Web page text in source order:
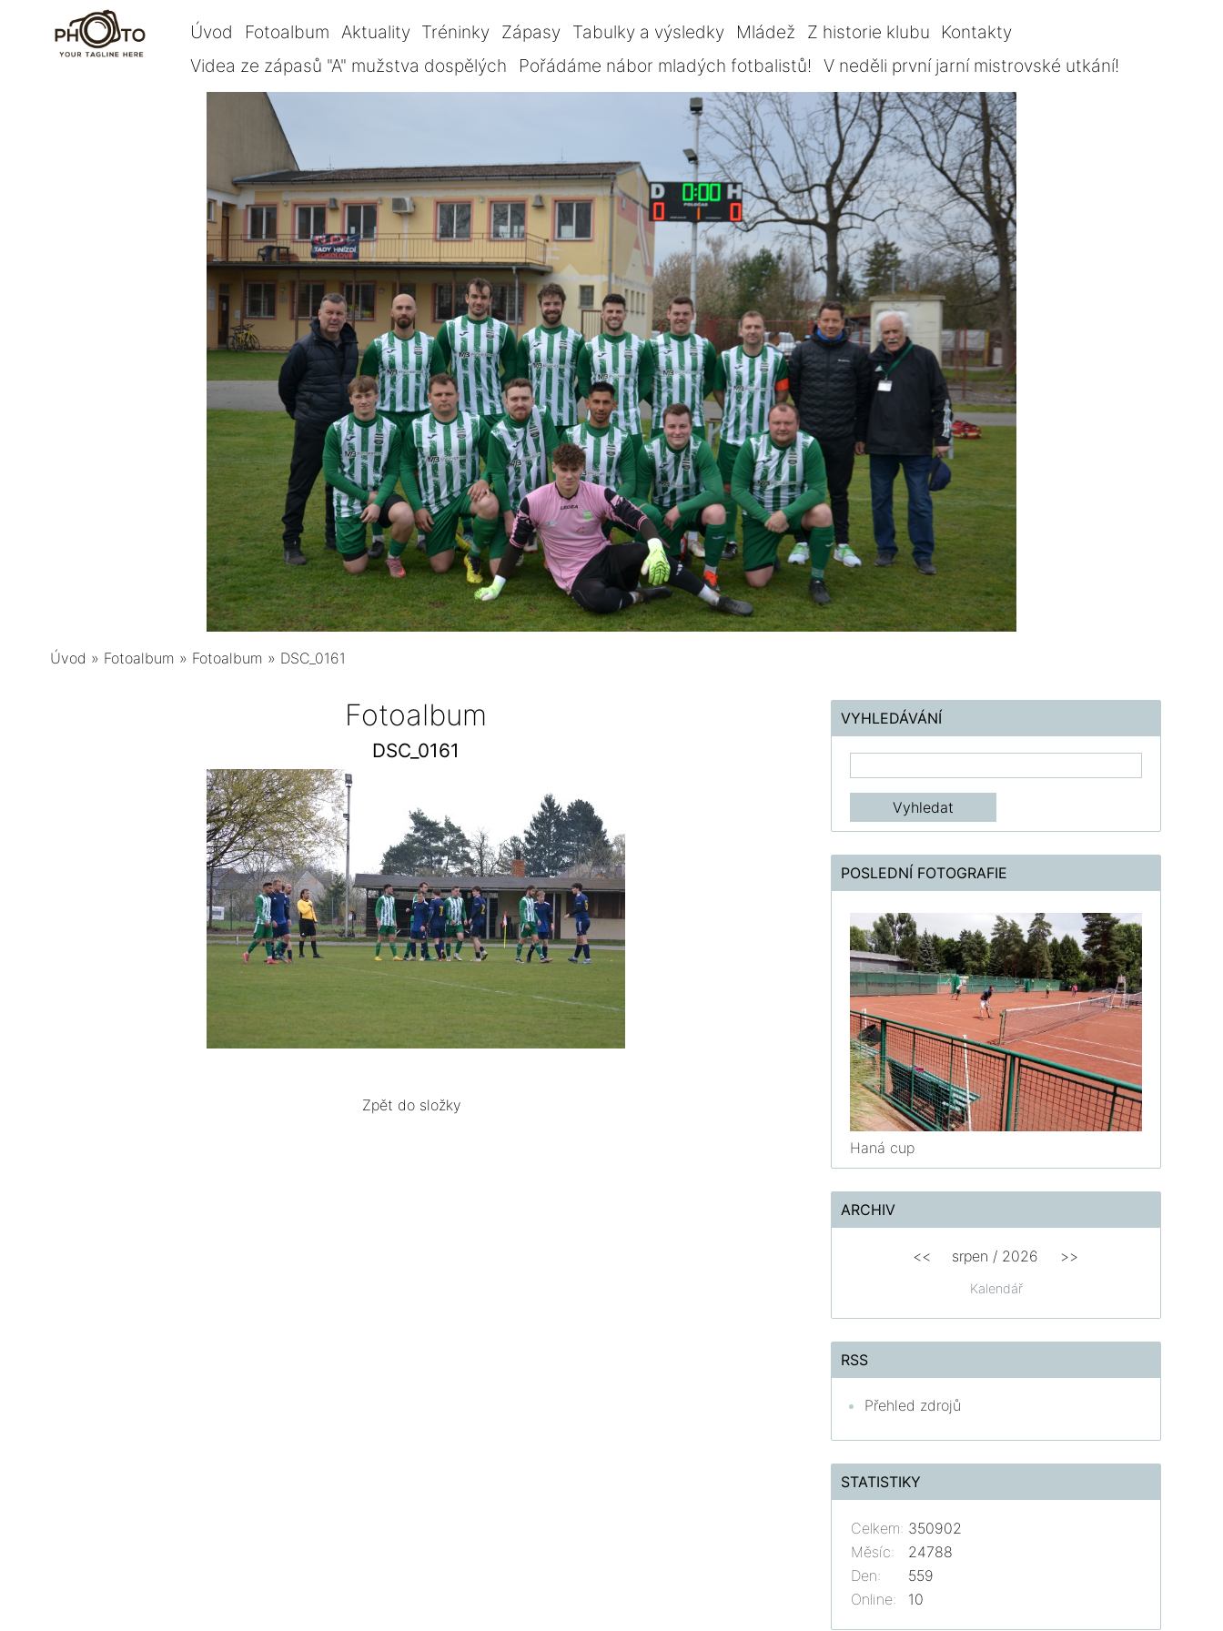
Úvod Fotoalbum Aktuality Tréninky Zápasy Tabulky a výsledky Mládež Z historie klubu
Kontakty
Videa ze zápasů "A" mužstva dospělých
Pořádáme nábor mladých fotbalistů! V neděli první jarní mistrovské utkání!
Úvod » Fotoalbum » Fotoalbum » DSC_0161
Fotoalbum
DSC_0161
Zpět do složky
VYHLEDÁVÁNÍ
POSLEDNÍ FOTOGRAFIE
Haná cup
ARCHIV
Kalendář
<< srpen / 2026 >>
RSS
Přehled zdrojů
STATISTIKY
Online: 10
Celkem: 350902
Měsíc:
24788
Den:
559